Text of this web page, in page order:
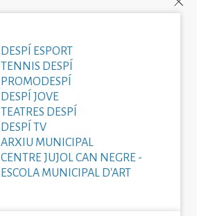
DESPÍ ESPORT
TENNIS DESPÍ
PROMODESPÍ
DESPÍ JOVE
TEATRES DESPÍ
DESPÍ TV
ARXIU MUNICIPAL
CENTRE JUJOL CAN NEGRE -
ESCOLA MUNICIPAL D'ART